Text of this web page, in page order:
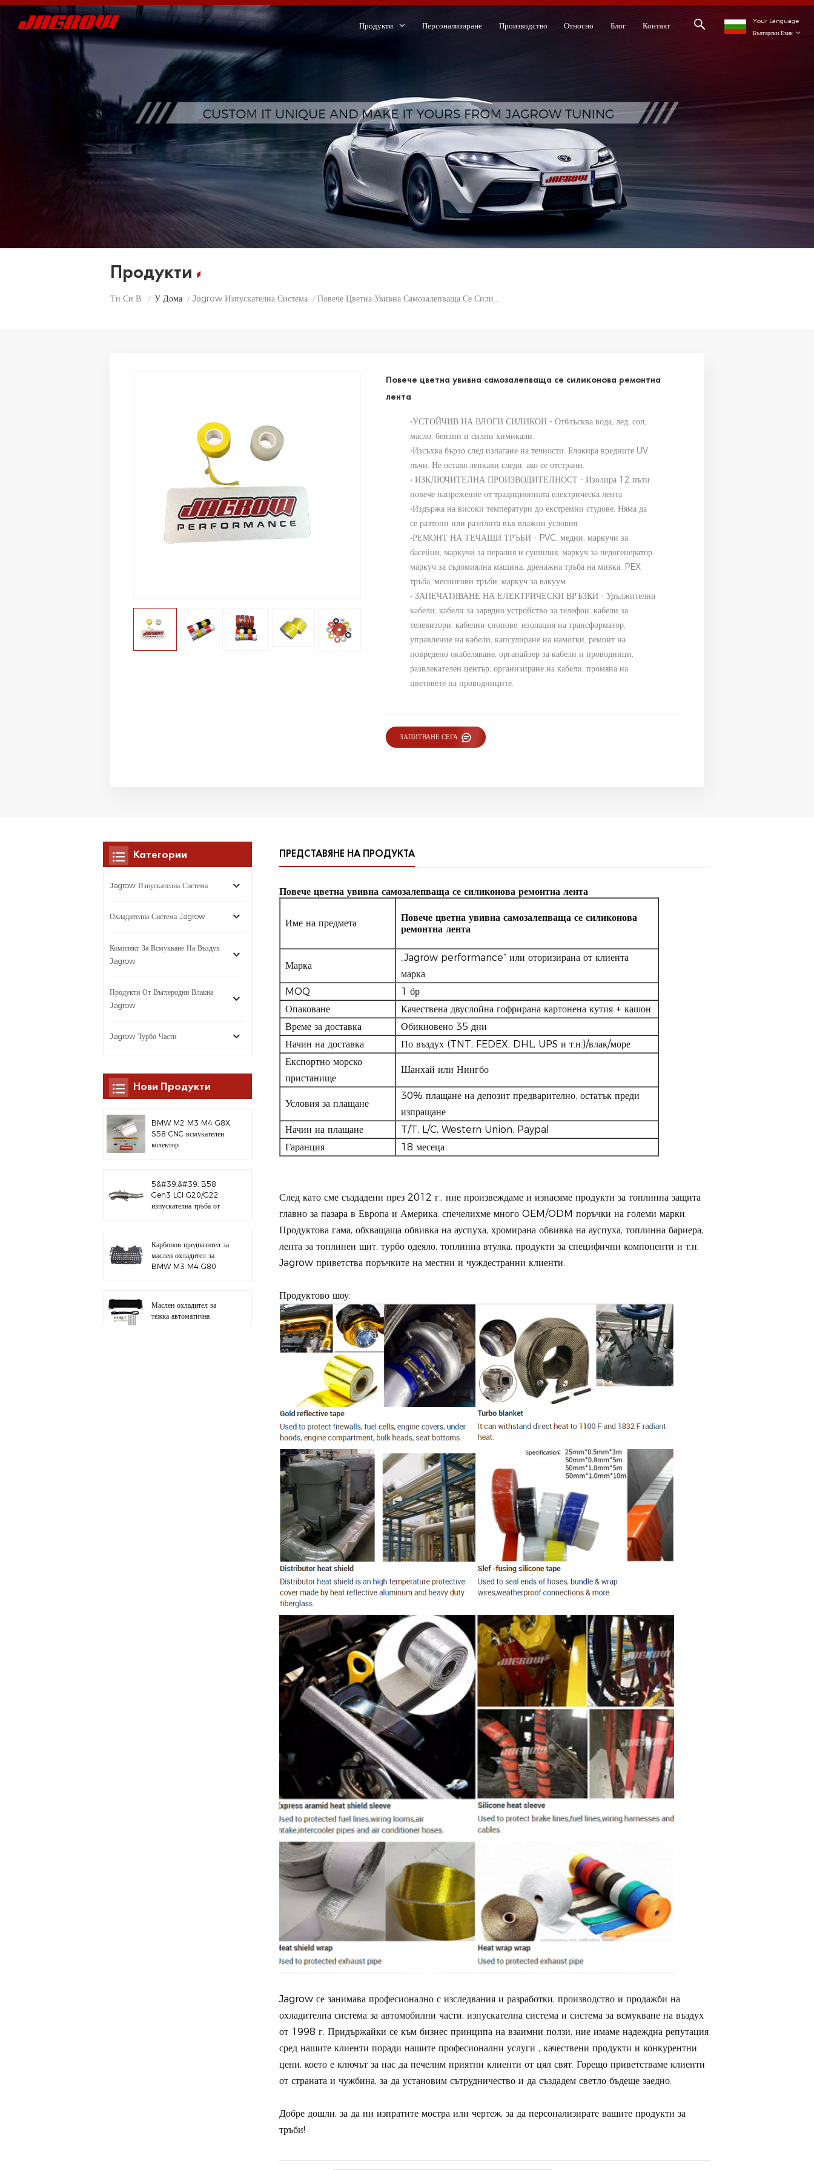
Your Language
Български Език
Продукти Персонализиране Производство Относно Блог Контакт
Продукти
Ти Си В: / У Дома / Jagrow Изпускателна Система / Повече Цветна Увивна Самозалепваща Се Силиконова Ремонтна Лента
Повече цветна увивна самозалепваща се силиконова ремонтна
лента
•УСТОЙЧИВ НА ВЛОГИ СИЛИКОН - Отблъсква вода, лед, сол,
масло, бензин и силни химикали.
•Изсъхва бързо след излагане на течности. Блокира вредните UV
лъчи. Не оставя лепкави следи, ако се отстрани.
• ИЗКЛЮЧИТЕЛНА ПРОИЗВОДИТЕЛНОСТ - Изолира 12 пъти
повече напрежение от традиционната електрическа лента.
•Издържа на високи температури до екстремни студове. Няма да
се разтопи или разплита във влажни условия.
•РЕМОНТ НА ТЕЧАЩИ ТРЪБИ - PVC, медни, маркучи за
басейни, маркучи за пералня и сушилня, маркуч за ледогенератор,
маркуч за съдомиялна машина, дренажна тръба на мивка, PEX
тръба, месингови тръби, маркуч за вакуум.
• ЗАПЕЧАТЯВАНЕ НА ЕЛЕКТРИЧЕСКИ ВРЪЗКИ - Удължителни
кабели, кабели за зарядно устройство за телефон, кабели за
телевизори, кабелни снопове, изолация на трансформатор,
управление на кабели, капсулиране на намотки, ремонт на
повредено окабеляване, органайзер за кабели и проводници,
развлекателен център, организиране на кабели, промяна на
цветовете на проводниците.
ЗАПИТВАНЕ СЕГА
ПРЕДСТАВЯНЕ НА ПРОДУКТА
Повече цветна увивна самозалепваща се силиконова ремонтна лента
Име на предмета
Повече цветна увивна самозалепваща се силиконова
ремонтна лента
Марка
„Jagrow performance“ или оторизирана от клиента
марка
MOQ
1 бр
Опаковане
Качествена двуслойна гофрирана картонена кутия + кашон
Време за доставка
Обикновено 35 дни
Начин на доставка
По въздух (TNT, FEDEX, DHL, UPS и т.н.)/влак/море
Експортно морско
пристанище
Шанхай или Нингбо
Условия за плащане
30% плащане на депозит предварително, остатък преди
изпращане
Начин на плащане
T/T, L/C, Western Union, Paypal
Гаранция
18 месеца
След като сме създадени през 2012 г., ние произвеждаме и изнасяме продукти за топлинна защита
главно за пазара в Европа и Америка, спечелихме много OEM/ODM поръчки на големи марки.
Продуктова гама, обхващаща обвивка на ауспуха, хромирана обвивка на ауспуха, топлинна бариера,
лента за топлинен щит, турбо одеяло, топлинна втулка, продукти за специфични компоненти и т.н.
Jagrow приветства поръчките на местни и чуждестранни клиенти.
Продуктово шоу:
Jagrow се занимава професионално с изследвания и разработки, производство и продажби на
охладителна система за автомобилни части, изпускателна система и система за всмукване на въздух
от 1998 г. Придържайки се към бизнес принципа на взаимни ползи, ние имаме надеждна репутация
сред нашите клиенти поради нашите професионални услуги , качествени продукти и конкурентни
цени, което е ключът за нас да печелим приятни клиенти от цял свят. Горещо приветстваме клиенти
от страната и чужбина, за да установим сътрудничество и да създадем светло бъдеще заедно.
Добре дошли, за да ни изпратите мостра или чертеж, за да персонализирате вашите продукти за
тръби!
Категории
Jagrow Изпускателна Система
Охладителна Система Jagrow
Комплект За Всмукване На Въздух
Jagrow
Продукти От Въглеродни Влакна
Jagrow
Jagrow Турбо Части
Нови Продукти
BMW M2 M3 M4 G8X
S58 CNC всмукателен
колектор
5&#39;&#39; B58
Gen3 LCI G20/G22
изпускателна тръба от
Карбонов предпазител за
маслен охладител за
BMW M3 M4 G80
Маслен охладител за
тежка автоматична